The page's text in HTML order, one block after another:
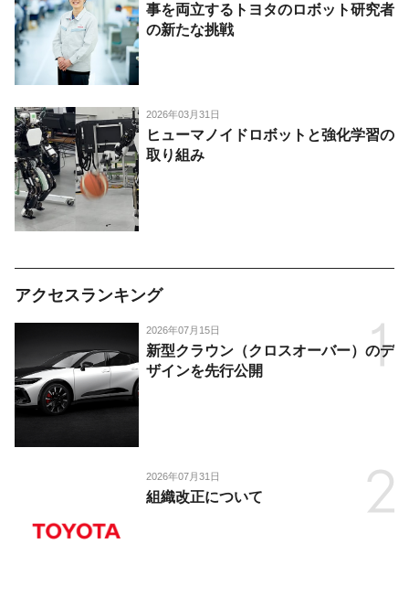
事を両立するトヨタのロボット研究者
の新たな挑戦
2026年03月31日
ヒューマノイドロボットと強化学習の
取り組み
アクセスランキング
2026年07月15日
新型クラウン（クロスオーバー）のデ
ザインを先行公開
2026年07月31日
組織改正について